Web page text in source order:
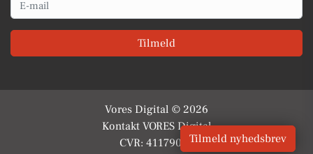
Tilmeld
Vores Digital © 2026
Kontakt VORES Digital
CVR: 41179082Tilmeld nyhedsbrev